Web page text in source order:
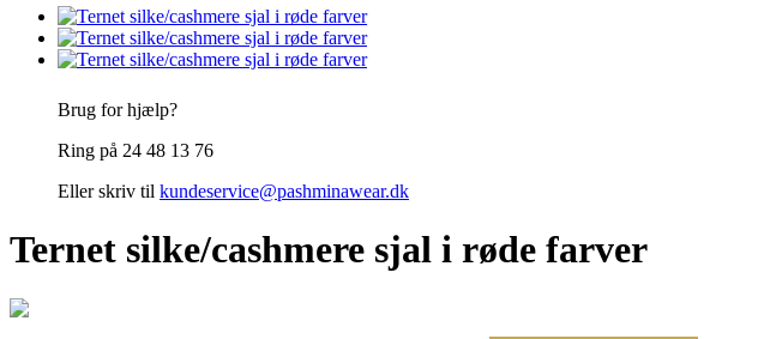
Brug for hjælp?
Ring på 24 48 13 76
Eller skriv til kundeservice@pashminawear.dk
Ternet silke/cashmere sjal i røde farver